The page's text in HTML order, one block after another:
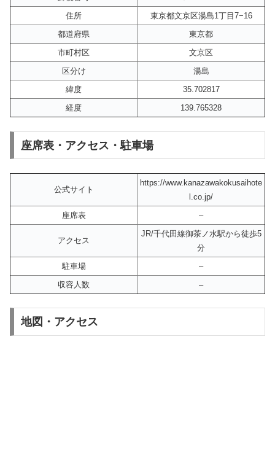
住所
東京都文京区湯島1丁目7−16
都道府県
東京都
市町村区
文京区
区分け
湯島
緯度
35.702817
経度
139.765328
座席表・アクセス・駐車場
公式サイト
https://www.kanazawakokusaihote
l.co.jp/
座席表
–
アクセス
JR/千代田線御茶ノ水駅から徒歩5
分
駐車場
–
収容人数
–
地図・アクセス